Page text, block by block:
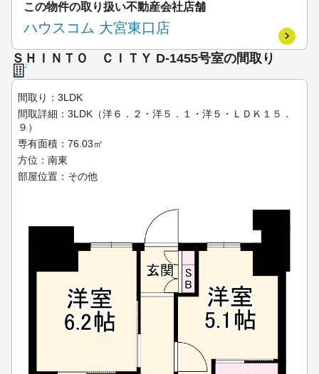
この物件の取り扱い不動産会社店舗
ハウスコム 大宮東口店
ＳＨＩＮＴＯ ＣＩＴＹ D-1455号室の間取り
間取り：3LDK
間取詳細：3LDK（洋６．２・洋５．１・洋５・ＬＤＫ１５．
９）
専有面積：76.03㎡
方位：南東
部屋位置：その他